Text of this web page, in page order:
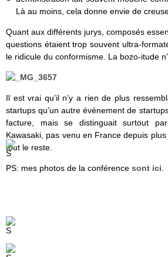
Là au moins, cela donne envie de
Quant aux différents jurys, composés
questions étaient trop souvent ultra-
le ridicule du conformisme. La bozo-itude
Il est vrai qu’il n’y a rien de plus
startups qu’un autre événement de
facture, mais se distinguait surtout
Kawasaki, pas venu en France depuis
tout le reste.
PS: mes photos de la conférence sont ici.